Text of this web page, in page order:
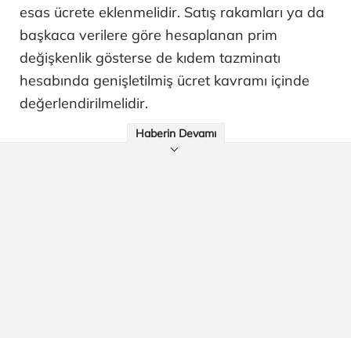
esas ücrete eklenmelidir. Satış rakamları ya da
başkaca verilere göre hesaplanan prim
değişkenlik gösterse de kıdem tazminatı
hesabında genişletilmiş ücret kavramı içinde
değerlendirilmelidir.
Haberin Devamı